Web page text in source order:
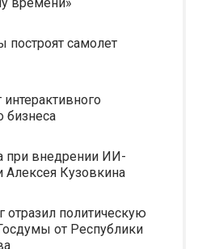
построят самолет
бизнеса
при внедрении ИИ-
Алексея Кузовкина
политическую
от Республики